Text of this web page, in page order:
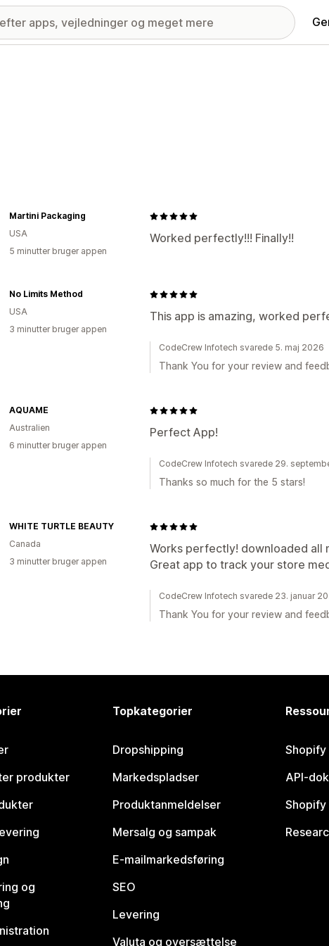
Worked perfectly!!! Finally!!
Martini Packaging
USA
5 minutter bruger appen
This app is amazing, worked
No Limits Method
USA
3 minutter bruger appen
CodeCrew Infotech svarede 5. maj 2026
Thank You for your review and
Perfect App!
AQUAME
Australien
6 minutter bruger appen
CodeCrew Infotech svarede 29.
Thanks so much for the 5 stars!
Works perfectly! downloaded all
Great app to track your store
WHITE TURTLE BEAUTY
Canada
3 minutter bruger appen
CodeCrew Infotech svarede 23. januar
Thank You for your review and
produkter
og
Topkategorier
Dropshipping
Markedspladser
Produktanmeldelser
Mersalg og sampak
E-mailmarkedsføring
SEO
Levering
Valuta og oversættelse
API-
Shopify